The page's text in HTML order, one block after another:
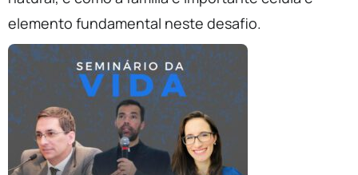
elemento fundamental neste desafio.